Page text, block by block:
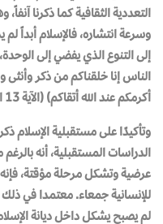
التعددية الثقافية كما ذكرنا
وسرعة انتشاره، فالإسلام أبداً
إلى التنوع الذي يفضي إلى
الناس إنا خلقناكم من ذكر وأنثى
أكرمكم عند الله أتقاكم) (الآية 13 الحجرات).
وتأكيدًا على مستقبلية الإسلام
الدراسات المستقبلية، أنه
عرضية وتشكل مرحلة مؤقتة، فإنه
للإنسانية جمعاء. معتمدا في ذلك